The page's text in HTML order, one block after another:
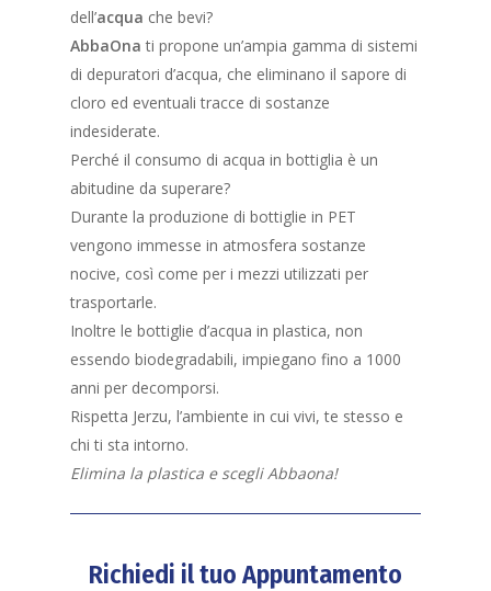
dell’acqua che bevi?
AbbaOna ti propone un’ampia gamma di sistemi
di depuratori d’acqua, che eliminano il sapore di
cloro ed eventuali tracce di sostanze
indesiderate.
Perché il consumo di acqua in bottiglia è un
abitudine da superare?
Durante la produzione di bottiglie in PET
vengono immesse in atmosfera sostanze
nocive, così come per i mezzi utilizzati per
trasportarle.
Inoltre le bottiglie d’acqua in plastica, non
essendo biodegradabili, impiegano fino a 1000
anni per decomporsi.
Rispetta Jerzu, l’ambiente in cui vivi, te stesso e
chi ti sta intorno.
Elimina la plastica e scegli Abbaona!
Richiedi il tuo Appuntamento